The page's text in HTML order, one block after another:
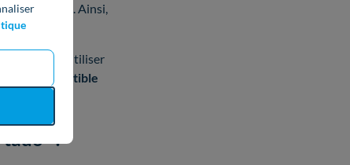
thermostat . Ainsi,
permet de l’utiliser
pas compatible
?